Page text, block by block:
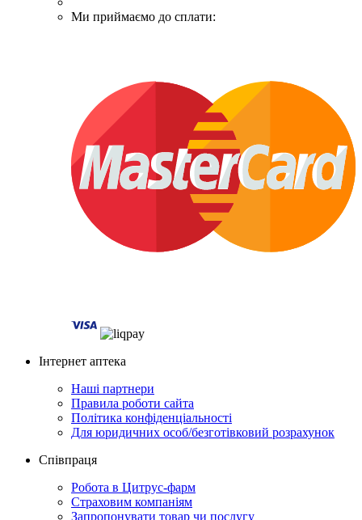
Ми приймаємо до сплати:
Інтернет аптека
Наші партнери
Правила роботи сайта
Політика конфіденціальності
Для юридичних особ/безготівковий розрахунок
Співпраця
Робота в Цитрус-фарм
Страховим компаніям
Запропонувати товар чи послугу